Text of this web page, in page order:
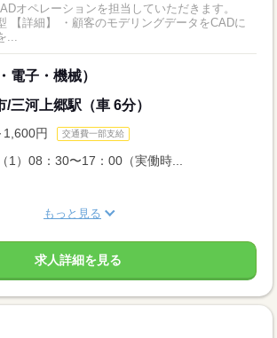
オペレーションを担当していただきます。
に
電子・機械）
三河上郷駅（車 6分）
円 交通費一部支給
1）08：30〜17：00（実働時...
もっと見る
求人詳細を見る